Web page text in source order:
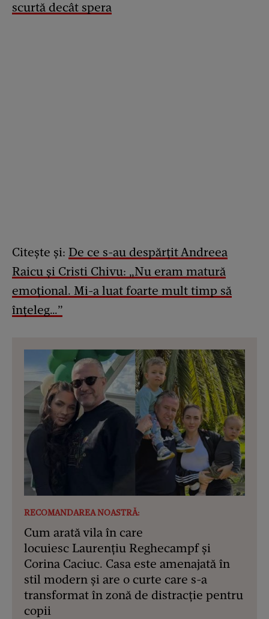
scurtă decât spera
Citește și: De ce s-au despărțit Andreea
Raicu și Cristi Chivu: „Nu eram matură
emoțional. Mi-a luat foarte mult timp să
înțeleg…”
RECOMANDAREA NOASTRĂ:
Cum arată vila în care
locuiesc Laurențiu Reghecampf și
Corina Caciuc. Casa este amenajată în
stil modern și are o curte care s-a
transformat în zonă de distracție pentru
copii